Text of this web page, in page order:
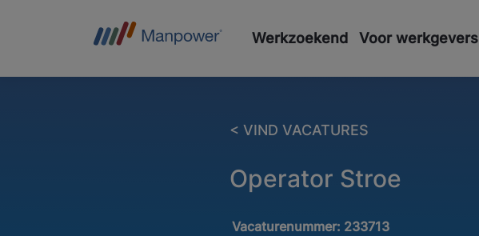
Werkzoekend Voor werkgevers
< VIND VACATURES
Operator Stroe
Vacaturenummer: 233713